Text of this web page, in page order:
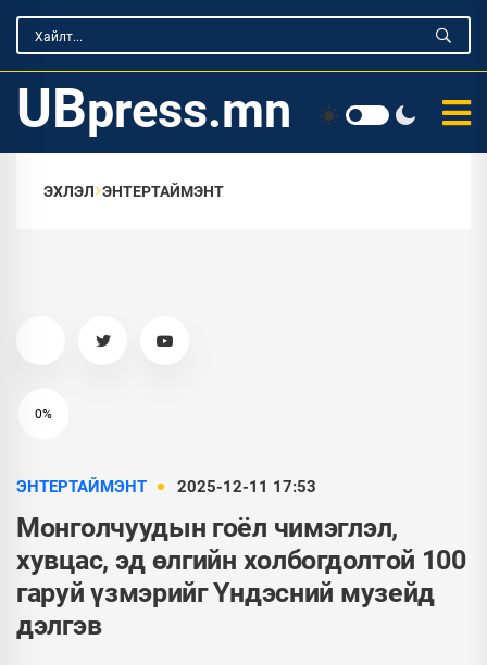
UBpress.mn
ЭХЛЭЛ ЭНТЕРТАЙМЭНТ
0%
ЭНТЕРТАЙМЭНТ 2025-12-11 17:53
Монголчуудын гоёл чимэглэл,
хувцас, эд өлгийн холбогдолтой 100
гаруй үзмэрийг Үндэсний музейд
дэлгэв